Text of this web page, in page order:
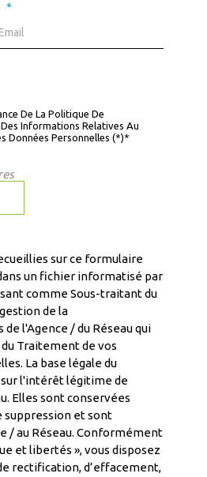
*
De La Politique De
Informations Relatives Au
Données Personnelles (*)*
sur ce formulaire
un fichier informatisé par
comme Sous-traitant du
de la
l'Agence / du Réseau qui
Traitement de vos
La base légale du
l'intérêt légitime de
Elles sont conservées
suppression et sont
/ au Réseau. Conformément
et libertés », vous disposez
rectification, d’effacement,